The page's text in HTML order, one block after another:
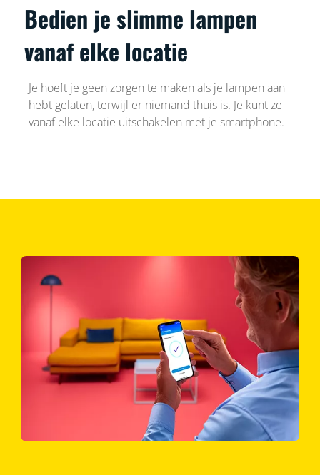
Bedien je slimme lampen
vanaf elke locatie
Je hoeft je geen zorgen te maken als je lampen aan
hebt gelaten, terwijl er niemand thuis is. Je kunt ze
vanaf elke locatie uitschakelen met je smartphone.